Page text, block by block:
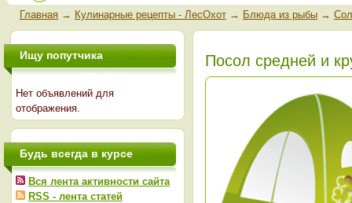
Главная→ Кулинарные рецепты - ЛесОхот→ Блюда из рыбы→
Посол средней и
Ищу попутчика
Нет объявлений для
отображения.
Будь всегда в курсе
Вся лента активности сайта
RSS - лента статей